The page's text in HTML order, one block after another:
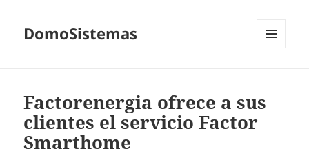
DomoSistemas
Factorenergia ofrece a sus
clientes el servicio Factor
Smarthome